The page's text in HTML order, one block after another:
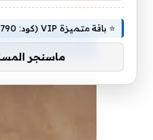
فيسبوك
⭐ باقة متميزة VIP (كود: AA26790):
ماسنجر